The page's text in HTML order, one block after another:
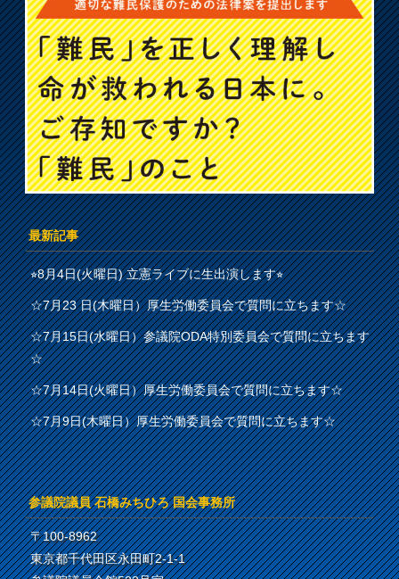
最新記事
⭐︎8月4日(火曜日) 立憲ライブに生出演します⭐︎
☆7月23 日(木曜日）厚生労働委員会で質問に立ちます☆
☆7月15日(水曜日）参議院ODA特別委員会で質問に立ちます
☆
☆7月14日(火曜日）厚生労働委員会で質問に立ちます☆
☆7月9日(木曜日）厚生労働委員会で質問に立ちます☆
参議院議員 石橋みちひろ 国会事務所
〒100-8962
東京都千代田区永田町2-1-1